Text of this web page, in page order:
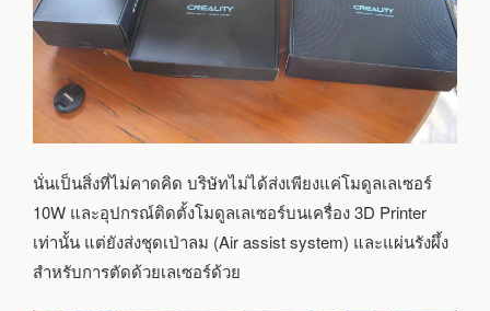
นั่นเป็นสิ่งที่ไม่คาดคิด บริษัทไม่ได้ส่งเพียงแค่โมดูลเลเซอร์
10W และอุปกรณ์ติดตั้งโมดูลเลเซอร์บนเครื่อง 3D Printer
เท่านั้น แต่ยังส่งชุดเป่าลม (Air assist system) และแผ่นรังผึ้ง
สำหรับการตัดด้วยเลเซอร์ด้วย